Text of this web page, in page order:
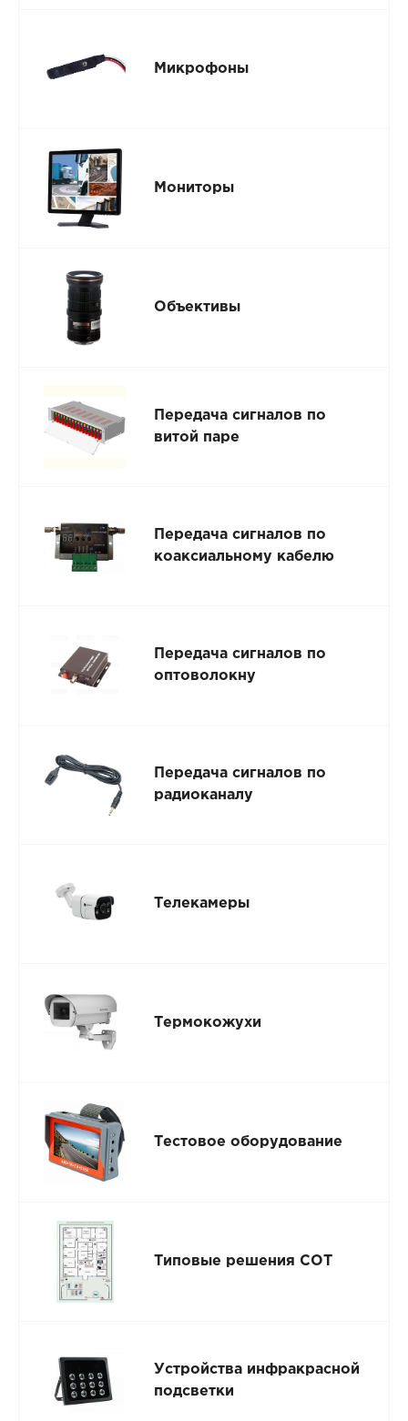
Микрофоны
Мониторы
Объективы
Передача сигналов по
витой паре
Передача сигналов по
коаксиальному кабелю
Передача сигналов по
оптоволокну
Передача сигналов по
радиоканалу
Телекамеры
Термокожухи
Тестовое оборудование
Типовые решения СОТ
Устройства инфракрасной
подсветки